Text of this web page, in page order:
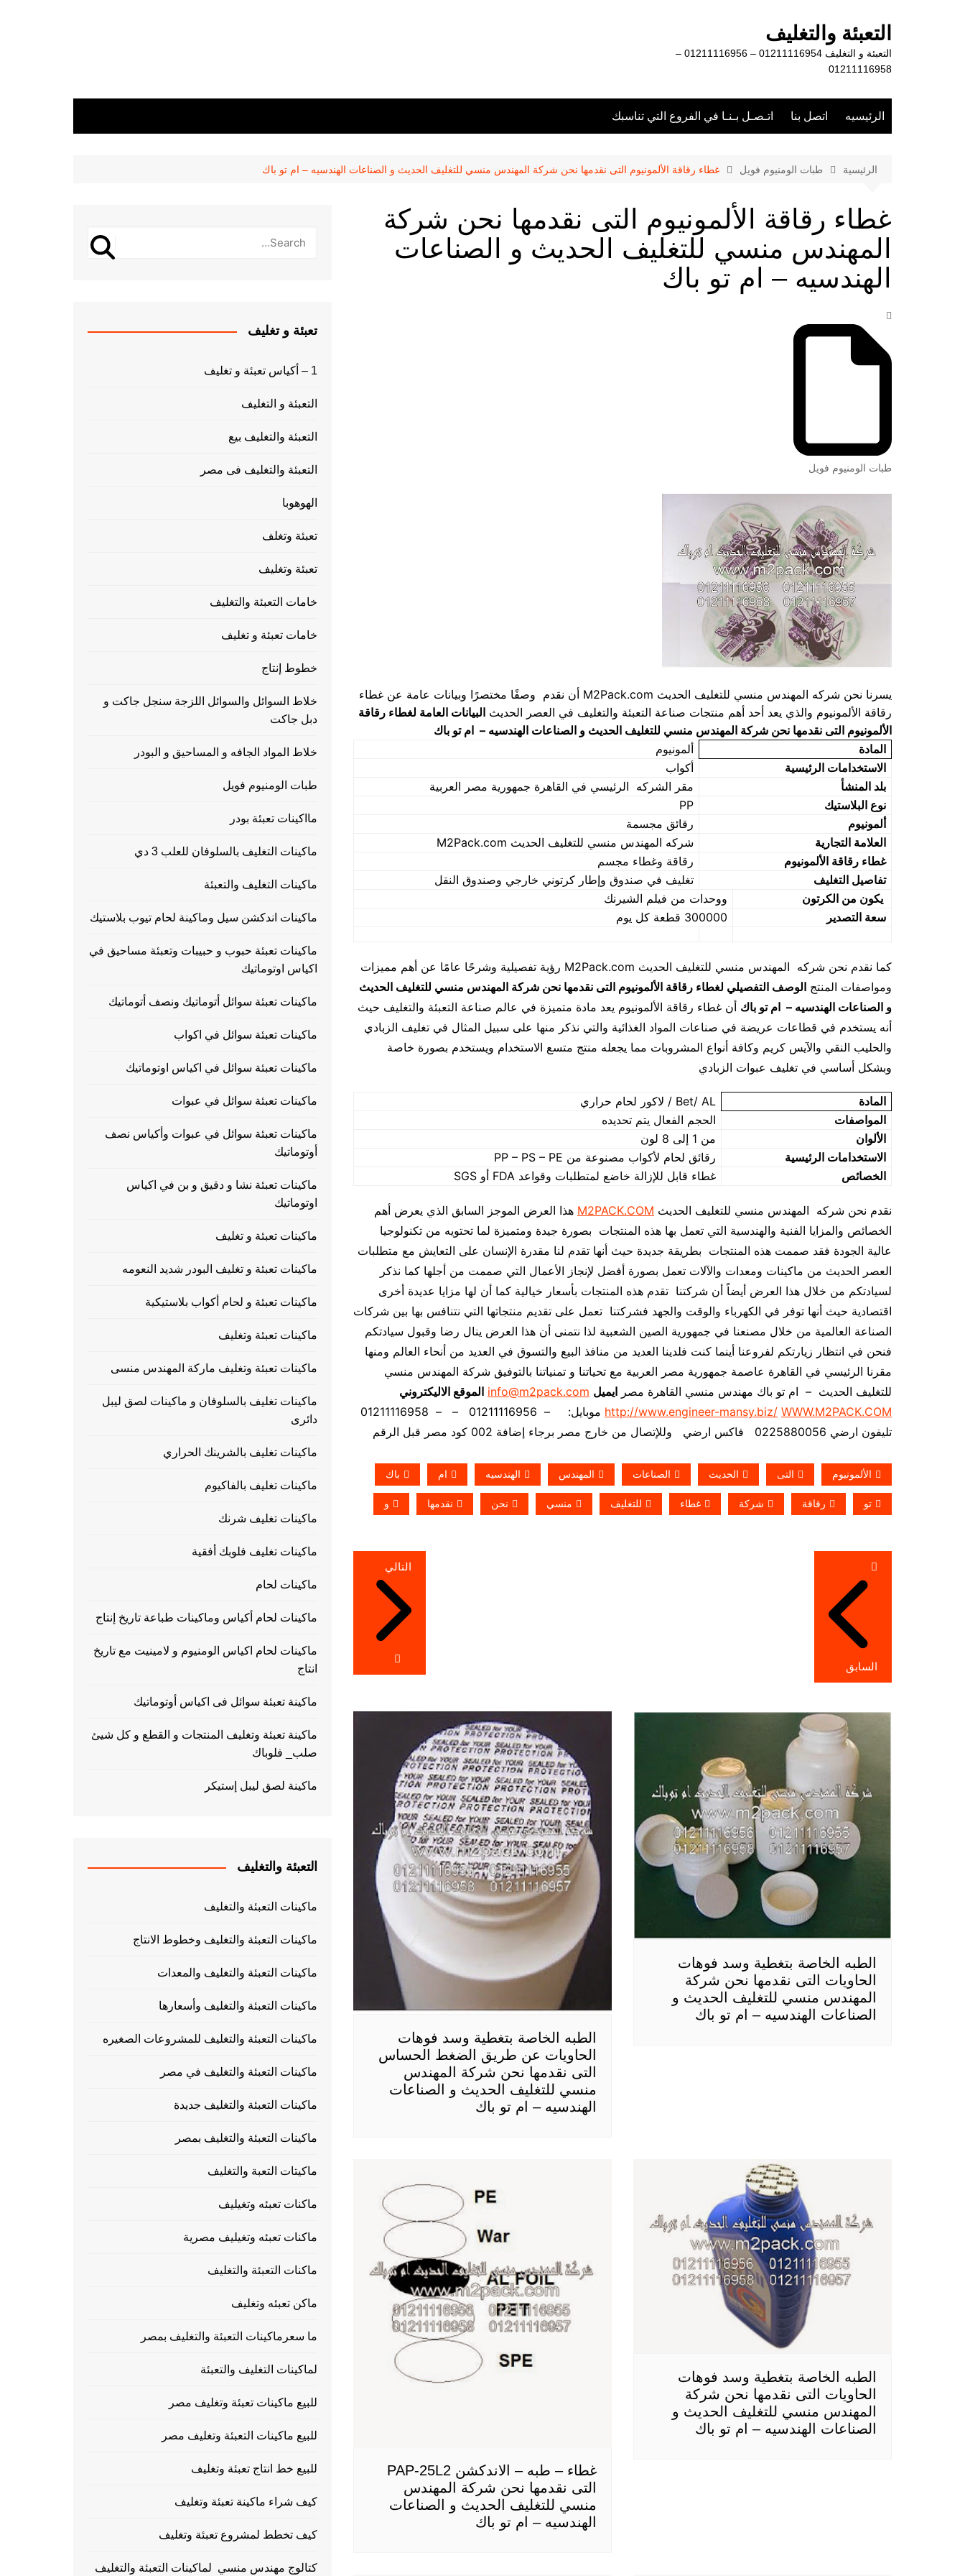
التعبئة والتغليف
التعبئة و التغليف 01211116954 – 01211116956 –
01211116958
الرئيسيه اتصل بنا اتـصـل بـنـا في الفروع التي تناسبك
الرئيسية طبات الومنيوم فويل غطاء رقاقة الألمونيوم التى نقدمها نحن شركة المهندس منسي للتغليف الحديث و الصناعات الهندسيه – ام تو باك
غطاء رقاقة الألمونيوم التى نقدمها نحن شركة
المهندس منسي للتغليف الحديث و الصناعات
الهندسيه – ام تو باك
طبات الومنيوم فويل
يسرنا نحن شركه المهندس منسي للتغليف الحديث M2Pack.com أن نقدم وصفًا مختصرًا وبيانات عامة عن غطاء
رقاقة الألمونيوم والذي يعد أحد أهم منتجات صناعة التعبئة والتغليف في العصر الحديث البيانات العامة لغطاء رقاقة
الألمونيوم التى نقدمها نحن شركة المهندس منسي للتغليف الحديث و الصناعات الهندسيه – ام تو باك
المادة
ألمونيوم
الاستخدامات الرئيسية
أكواب
بلد المنشأ
مقر الشركه الرئيسي في القاهرة جمهورية مصر العربية
نوع البلاستيك
PP
ألمونيوم
رقائق مجسمة
العلامة التجارية
شركه المهندس منسي للتغليف الحديث M2Pack.com
غطاء رقاقة الألمونيوم
رقاقة وغطاء مجسم
تفاصيل التغليف
تغليف في صندوق وإطار كرتوني خارجي وصندوق النقل
يكون من الكرتون
ووحدات من فيلم الشيرنك
سعة التصدير
300000 قطعة كل يوم
كما نقدم نحن شركه المهندس منسي للتغليف الحديث M2Pack.com رؤية تفصيلية وشرحًا عامًا عن أهم مميزات
ومواصفات المنتج الوصف التفصيلي لغطاء رقاقة الألمونيوم التى نقدمها نحن شركة المهندس منسي للتغليف الحديث
و الصناعات الهندسيه – ام تو باك أن غطاء رقاقة الألمونيوم يعد مادة متميزة في عالم صناعة التعبئة والتغليف حيث
أنه يستخدم في قطاعات عريضة في صناعات المواد الغذائية والتي نذكر منها على سبيل المثال في تغليف الزبادي
والحليب النقي والآيس كريم وكافة أنواع المشروبات مما يجعله منتج متسع الاستخدام ويستخدم بصورة خاصة
وبشكل أساسي في تغليف عبوات الزبادي
المادة
Bet/ AL / لاكور لحام حراري
المواصفات
الحجم الفعال يتم تحديده
الألوان
من 1 إلى 8 لون
الاستخدامات الرئيسية
رقائق لحام لأكواب مصنوعة من PP – PS – PE
الخصائص
غطاء قابل للإزالة خاضع لمتطلبات وقواعد FDA أو SGS
نقدم نحن شركه المهندس منسي للتغليف الحديث M2PACK.COM هذا العرض الموجز السابق الذي يعرض أهم
الخصائص والمزايا الفنية والهندسية التي تعمل بها هذه المنتجات بصورة جيدة ومتميزة لما تحتويه من تكنولوجيا
عالية الجودة فقد صممت هذه المنتجات بطريقة جديدة حيث أنها تقدم لنا مقدرة الإنسان على التعايش مع متطلبات
العصر الحديث من ماكينات ومعدات والآلات تعمل بصورة أفضل لإنجاز الأعمال التي صممت من أجلها كما نذكر
لسيادتكم من خلال هذا العرض أيضاً أن شركتنا تقدم هذه المنتجات بأسعار خيالية كما أن لها مزايا عديدة أخرى
اقتصادية حيث أنها توفر في الكهرباء والوقت والجهد فشركتنا تعمل على تقديم منتجاتها التي نتنافس بها بين شركات
الصناعة العالمية من خلال مصنعنا في جمهورية الصين الشعبية لذا نتمنى أن هذا العرض ينال رضا وقبول سيادتكم
فنحن في انتظار زيارتكم لفروعنا أينما كنت فلدينا العديد من منافذ البيع والتسوق في العديد من أنحاء العالم ومنها
مقرنا الرئيسي في القاهرة عاصمة جمهورية مصر العربية مع تحياتنا و تمنياتنا بالتوفيق شركة المهندس منسي
للتغليف الحديث – ام تو باك مهندس منسي القاهرة مصر ايميل info@m2pack.com الموقع الاليكتروني
http://www.engineer-mansy.biz/ WWW.M2PACK.COM
موبايل: – 01211116956 – – 01211116958
تليفون ارضي 0225880056 فاكس ارضي
وللإتصال من خارج مصر برجاء إضافة 002 كود مصر قبل الرقم
الألمونيوم التى الحديث الصناعات المهندس الهندسيه ام باك
تو رقاقة شركة غطاء للتغليف منسي نحن نقدمها و
تصفّح
المقالات
السابق
التالي
الطبه الخاصة بتغطية وسد فوهات
الحاويات التى نقدمها نحن شركة
المهندس منسي للتغليف الحديث و
الصناعات الهندسيه – ام تو باك
الطبه الخاصة بتغطية وسد فوهات
الحاويات عن طريق الضغط الحساس
التى نقدمها نحن شركة المهندس
منسي للتغليف الحديث و الصناعات
الهندسيه – ام تو باك
الطبه الخاصة بتغطية وسد فوهات
الحاويات التى نقدمها نحن شركة
المهندس منسي للتغليف الحديث و
الصناعات الهندسيه – ام تو باك
غطاء – طبه – الاندكشن PAP-25L2
التى نقدمها نحن شركة المهندس
منسي للتغليف الحديث و الصناعات
الهندسيه – ام تو باك
تعبئة و تغليف
1 – أكياس تعبئة و تغليف
التعبئة و التغليف
التعبئة والتغليف بيع
التعبئة والتغليف فى مصر
الهوهوبا
تعبئة وتغلف
تعبئة وتغليف
خامات التعبئة والتغليف
خامات تعبئة و تغليف
خطوط إنتاج
خلاط السوائل والسوائل اللزجة سنجل جاكت و
دبل جاكت
خلاط المواد الجافه و المساحيق و البودر
طبات الومنيوم فويل
مااكينات تعبئة بودر
ماكينات التغليف بالسلوفان للعلب 3 دي
ماكينات التغليف والتعبئة
ماكينات اندكشن سيل وماكينة لحام تيوب بلاستيك
ماكينات تعبئة حبوب و حبيبات وتعبئة مساحيق في
اكياس اوتوماتيك
ماكينات تعبئة سوائل أتوماتيك ونصف أتوماتيك
ماكينات تعبئة سوائل في اكواب
ماكينات تعبئة سوائل في اكياس اوتوماتيك
ماكينات تعبئة سوائل في عبوات
ماكينات تعبئة سوائل في عبوات وأكياس نصف
أوتوماتيك
ماكينات تعبئة نشا و دقيق و بن في اكياس
اوتوماتيك
ماكينات تعبئة و تغليف
ماكينات تعبئة و تغليف البودر شديد النعومه
ماكينات تعبئة و لحام أكواب بلاستيكية
ماكينات تعبئة وتغليف
ماكينات تعبئة وتغليف ماركة المهندس منسى
ماكينات تغليف بالسلوفان و ماكينات لصق ليبل
دائرى
ماكينات تغليف بالشرينك الحراري
ماكينات تغليف بالفاكيوم
ماكينات تغليف شرنك
ماكينات تغليف فلوبك أفقية
ماكينات لحام
ماكينات لحام أكياس وماكينات طباعة تاريخ إنتاج
ماكينات لحام اكياس الومنيوم و لامينيت مع تاريخ
انتاج
ماكينة تعبئة سوائل فى اكياس أوتوماتيك
ماكينة تعبئة وتغليف المنتجات و القطع و كل شيئ
صلب_ فلوباك
ماكينة لصق ليبل إستيكر
التعبئة والتغليف
ماكينات التعبئة والتغليف
ماكينات التعبئة والتغليف وخطوط الانتاج
ماكينات التعبئة والتغليف والمعدات
ماكينات التعبئة والتغليف وأسعارها
ماكينات التعبئة والتغليف للمشروعات الصغيره
ماكينات التعبئة والتغليف في مصر
ماكينات التعبئة والتغليف جديدة
ماكينات التعبئة والتغليف بمصر
ماكيتات التعبة والتغليف
ماكنات تعبئه وتغيليف
ماكنات تعبئه وتغيليف مصرية
ماكنات التعبئة والتغليف
ماكن تعبئه وتغليف
ما سعرماكينات التعبئة والتغليف بمصر
لماكينات التغليف والتعبئة
للبيع ماكينات تعبئة وتغليف مصر
للبيع ماكينات التعبئة وتغليف مصر
للبيع خط انتاج تعبئة وتغليف
كيف شراء ماكينة تعبئة وتغليف
كيف تخطط لمشروع تعبئة وتغليف
كتالوج مهندس منسي لماكينات التعبئة والتغليف